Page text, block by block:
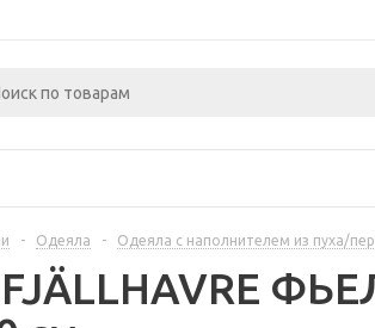
- Одеяла - Одеяла с наполнителем из пуха/
FJÄLLHAVRE